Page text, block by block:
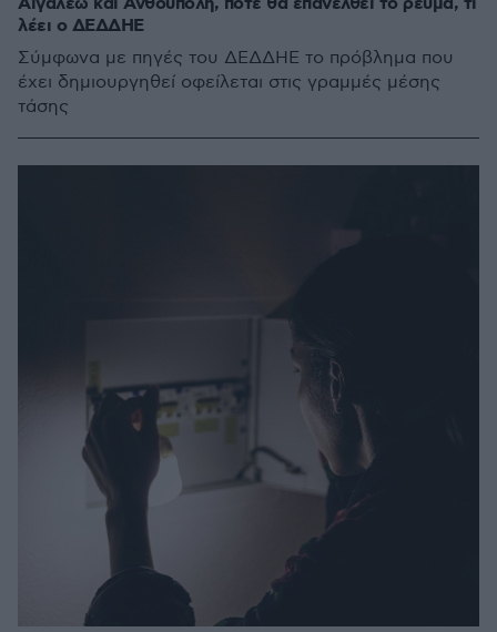
λέει ο ΔΕΔΔΗΕ
Σύμφωνα με πηγές του ΔΕΔΔΗΕ το πρόβλημα που
έχει δημιουργηθεί οφείλεται στις γραμμές μέσης
τάσης